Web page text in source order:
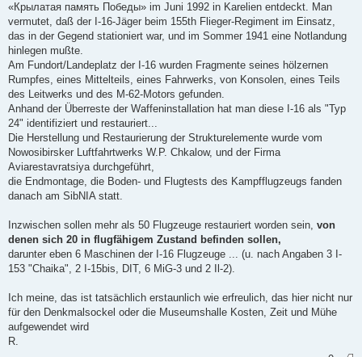
«Крылатая память Победы» im Juni 1992 in Karelien entdeckt. Man
vermutet, daß der I-16-Jäger beim 155th Flieger-Regiment im Einsatz,
das in der Gegend stationiert war, und im Sommer 1941 eine Notlandung
hinlegen mußte.
Am Fundort/Landeplatz der I-16 wurden Fragmente seines hölzernen
Rumpfes, eines Mittelteils, eines Fahrwerks, von Konsolen, eines Teils
des Leitwerks und des M-62-Motors gefunden.
Anhand der Überreste der Waffeninstallation hat man diese I-16 als "Typ
24" identifiziert und restauriert...
Die Herstellung und Restaurierung der Strukturelemente wurde vom
Nowosibirsker Luftfahrtwerks W.P. Chkalow, und der Firma
Aviarestavratsiya durchgeführt,
die Endmontage, die Boden- und Flugtests des Kampfflugzeugs fanden
danach am SibNIA statt.
Inzwischen sollen mehr als 50 Flugzeuge restauriert worden sein, von
denen sich 20 in flugfähigem Zustand befinden sollen,
darunter eben 6 Maschinen der I-16 Flugzeuge ... (u. nach Angaben 3 I-
153 "Chaika", 2 I-15bis, DIT, 6 MiG-3 und 2 Il-2).
Ich meine, das ist tatsächlich erstaunlich wie erfreulich, das hier nicht nur
für den Denkmalsockel oder die Museumshalle Kosten, Zeit und Mühe
aufgewendet wird
R.